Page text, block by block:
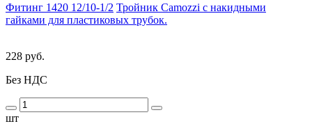
Фитинг 1420 12/10-1/2 Тройник Camozzi с накидными
гайками для пластиковых трубок.
228 руб.
Без НДС
шт